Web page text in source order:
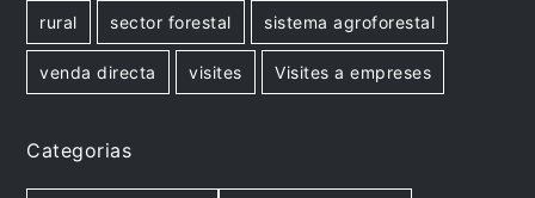
rural sector forestal sistema agroforestal
venda directa visites Visites a empreses
Categorias